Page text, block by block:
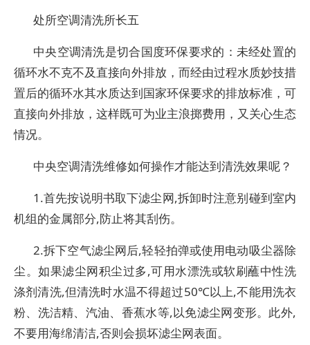
处所空调清洗所长五
中央空调清洗是切合国度环保要求的：未经处置的
循环水不克不及直接向外排放，而经由过程水质妙技措
置后的循环水其水质达到国家环保要求的排放标准，可
直接向外排放，这样既可为业主浪掷费用，又关心生态
情况。
中央空调清洗维修如何操作才能达到清洗效果呢？
1.首先按说明书取下滤尘网,拆卸时注意别碰到室内
机组的金属部分,防止将其刮伤。
2.拆下空气滤尘网后,轻轻拍弹或使用电动吸尘器除
尘。如果滤尘网积尘过多,可用水漂洗或软刷蘸中性洗
涤剂清洗,但清洗时水温不得超过50℃以上,不能用洗衣
粉、洗洁精、汽油、香蕉水等,以免滤尘网变形。此外,
不要用海绵清洁,否则会损坏滤尘网表面。